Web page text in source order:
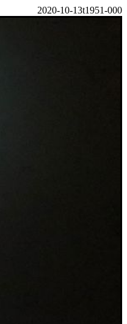
2020-10-13t1951-000